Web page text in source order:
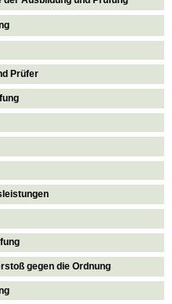
Prüfer
gegen die Ordnung